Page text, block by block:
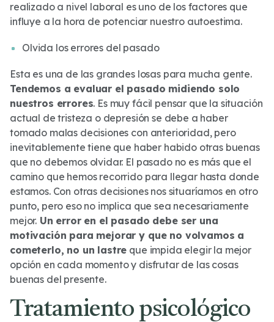
realizado a nivel laboral es uno de los factores que
influye a la hora de potenciar nuestro autoestima.
Olvida los errores del pasado
Esta es una de las grandes losas para mucha gente.
Tendemos a evaluar el pasado midiendo solo
nuestros errores. Es muy fácil pensar que la situación
actual de tristeza o depresión se debe a haber
tomado malas decisiones con anterioridad, pero
inevitablemente tiene que haber habido otras buenas
que no debemos olvidar. El pasado no es más que el
camino que hemos recorrido para llegar hasta donde
estamos. Con otras decisiones nos situaríamos en otro
punto, pero eso no implica que sea necesariamente
mejor. Un error en el pasado debe ser una
motivación para mejorar y que no volvamos a
cometerlo, no un lastre que impida elegir la mejor
opción en cada momento y disfrutar de las cosas
buenas del presente.
Tratamiento psicológico